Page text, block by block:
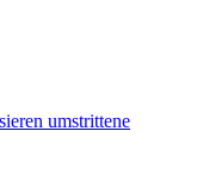
umstrittene